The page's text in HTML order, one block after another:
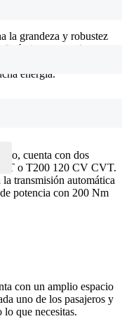
la grandeza y robustez
creando un
aún más la eficiencia
energía.
cuenta con dos
o T200 120 CV CVT.
transmisión automática
potencia con 200 Nm
con un amplio espacio
uno de los pasajeros y
que necesitas.